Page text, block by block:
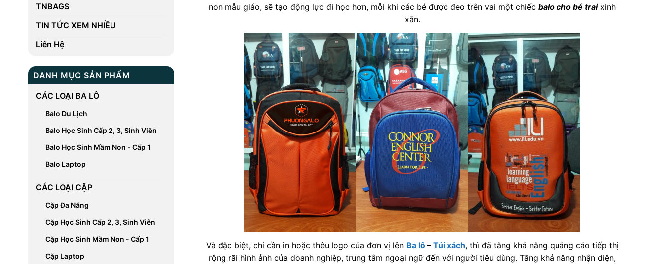
TNBAGS
TIN TỨC XEM NHIỀU
Liên Hệ
DANH MỤC SẢN PHẨM
CÁC LOẠI BA LÔ
Balo Du Lịch
Balo Học Sinh Cấp 2, 3, Sinh Viên
Balo Học Sinh Mầm Non - Cấp 1
Balo Laptop
CÁC LOẠI CẶP
Cặp Đa Năng
Cặp Học Sinh Cấp 2, 3, Sinh Viên
Cặp Học Sinh Mầm Non - Cấp 1
Cặp Laptop
non mẫu giáo, sẽ tạo động lực đi học hơn, mỗi khi các bé được đeo trên vai một chiếcbalo cho bé traixinh
xắn.
Và đặc biệt, chỉ cần in hoặc thêu logo của đơn vị lên Ba lô– Túi xách, thì đã tăng khả năng quảng cáo tiếp thị
rộng rãi hình ảnh của doanh nghiệp, trung tâm ngoại ngữ đến với người tiêu dùng. Tăng khả năng nhận diện,